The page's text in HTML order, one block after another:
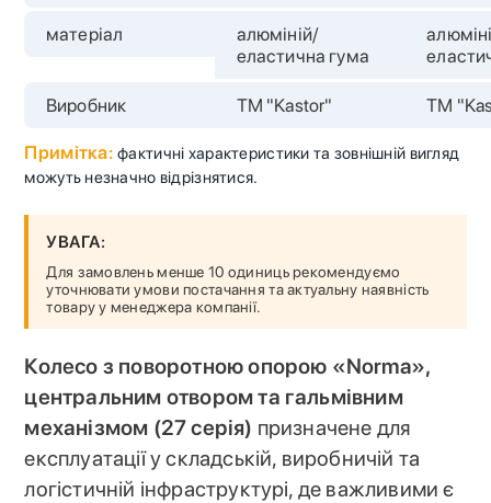
матеріал
алюміній/
еластична гума
Виробник ТМ "Kastor" ТМ
Примітка: фактичні характеристики та зовнішній вигляд
можуть незначно відрізнятися.
УВАГА:
Для замовлень менше 10 одиниць рекомендуємо
уточнювати умови постачання та актуальну наявність
товару у менеджера компанії.
Колесо з поворотною опорою «Norma»,
центральним отвором та гальмівним
механізмом (27 серія) призначене для
експлуатації у складській, виробничій та
логістичній інфраструктурі, де важливими є